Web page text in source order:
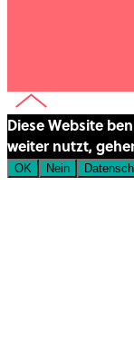
Diese Website
weiter nutzt,
OK Nein